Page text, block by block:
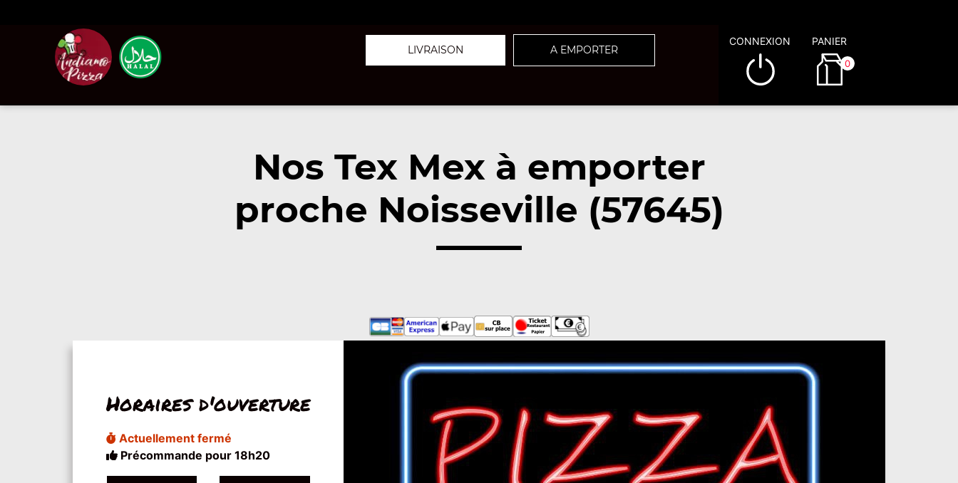
LIVRAISON A EMPORTER
CONNEXION PANIER
0
Nos Tex Mex à emporter
proche Noisseville (57645)
Horaires d'ouverture
Actuellement fermé
Précommande pour 18h20